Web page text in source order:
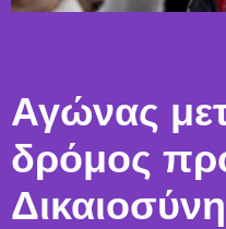
Αγώνας
δρόμος
Δικαιοσύνη